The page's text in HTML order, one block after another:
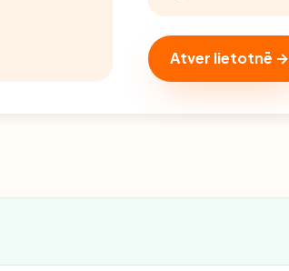
Atver lietotnē →